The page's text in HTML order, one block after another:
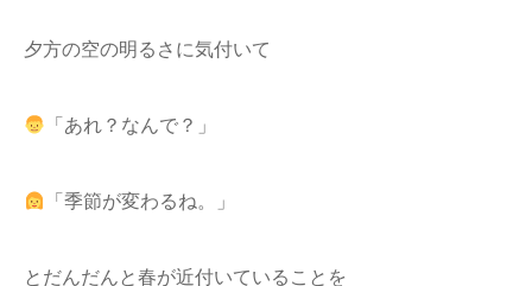
夕方の空の明るさに気付いて
「あれ？なんで？」
「季節が変わるね。」
とだんだんと春が近付いていることを